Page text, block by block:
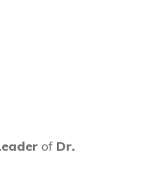
of Dr.